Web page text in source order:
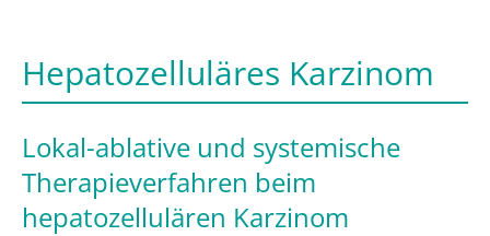
Hepatozelluläres Karzinom
Lokal-ablative und systemische
Therapieverfahren beim
hepatozellulären Karzinom